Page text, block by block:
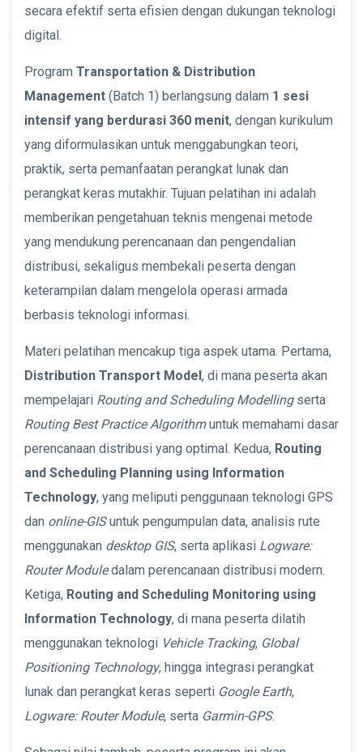
secara efektif serta efisien dengan dukungan teknologi
digital.
Program Transportation & Distribution
Management (Batch 1) berlangsung dalam 1 sesi
intensif yang berdurasi 360 menit, dengan kurikulum
yang diformulasikan untuk menggabungkan teori,
praktik, serta pemanfaatan perangkat lunak dan
perangkat keras mutakhir. Tujuan pelatihan ini adalah
memberikan pengetahuan teknis mengenai metode
yang mendukung perencanaan dan pengendalian
distribusi, sekaligus membekali peserta dengan
keterampilan dalam mengelola operasi armada
berbasis teknologi informasi.
Materi pelatihan mencakup tiga aspek utama. Pertama,
Distribution Transport Model, di mana peserta akan
mempelajari Routing and Scheduling Modellingserta
Routing Best Practice Algorithmuntuk memahami dasar
perencanaan distribusi yang optimal. Kedua, Routing
and Scheduling Planning using Information
Technology, yang meliputi penggunaan teknologi GPS
dan online-GISuntuk pengumpulan data, analisis rute
menggunakan desktop GIS, serta aplikasi Logware:
Router Moduledalam perencanaan distribusi modern.
Ketiga, Routing and Scheduling Monitoring using
Information Technology, di mana peserta dilatih
menggunakan teknologi Vehicle Tracking, Global
Positioning Technology, hingga integrasi perangkat
lunak dan perangkat keras seperti Google Earth,
Logware: Router Module, serta Garmin-GPS.